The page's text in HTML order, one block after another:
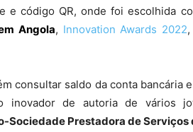
e código QR, onde foi escolhida
Angola, Innovation Awards 2022
consultar saldo da conta bancária
de autoria de vários
Sociedade Prestadora de Serviços